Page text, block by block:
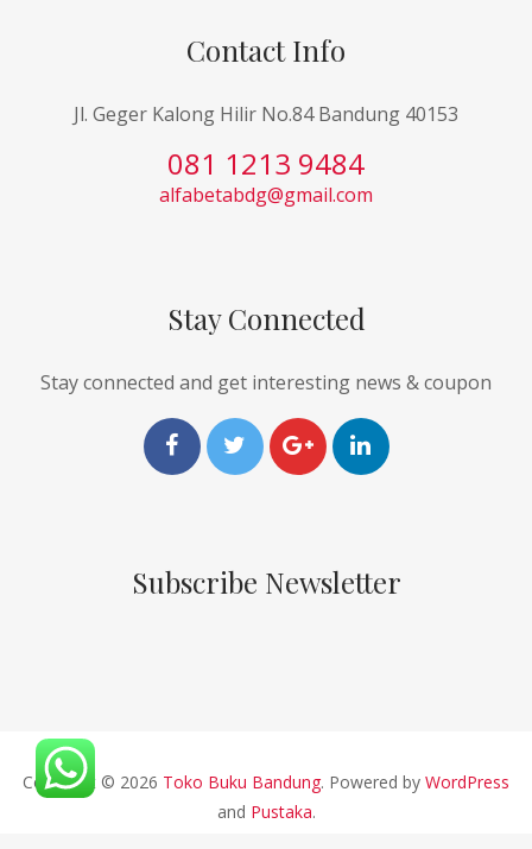
Contact Info
Jl. Geger Kalong Hilir No.84 Bandung 40153
081 1213 9484
alfabetabdg@gmail.com
Stay Connected
Stay connected and get interesting news & coupon
Subscribe Newsletter
Copyright © 2026 Toko Buku Bandung. Powered by WordPress
and Pustaka.